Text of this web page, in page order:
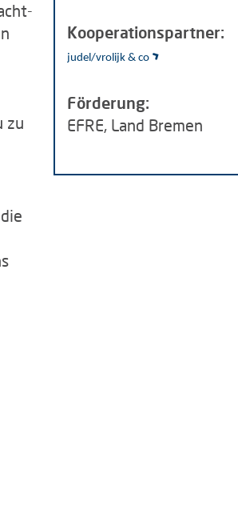
zu
Kooperationspartner:
judel/vrolijk & co
Förderung:
EFRE, Land Bremen